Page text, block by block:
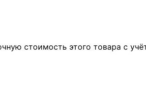
стоимость этого товара с